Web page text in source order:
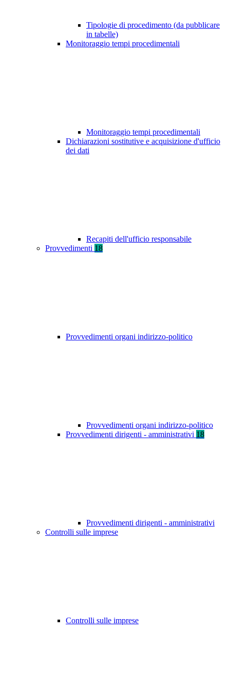
Tipologie di procedimento (da pubblicare
in tabelle)
Monitoraggio tempi procedimentali
Monitoraggio tempi procedimentali
Dichiarazioni sostitutive e acquisizione d'ufficio
dei dati
Recapiti dell'ufficio responsabile
Provvedimenti 18
Provvedimenti organi indirizzo-politico
Provvedimenti organi indirizzo-politico
Provvedimenti dirigenti - amministrativi 18
Provvedimenti dirigenti - amministrativi
Controlli sulle imprese
Controlli sulle imprese